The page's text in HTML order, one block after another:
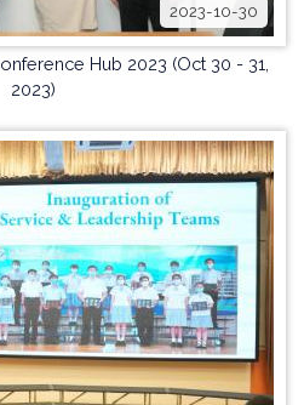
2023-10-30
Hub 2023 (Oct 30 - 31,
2023)